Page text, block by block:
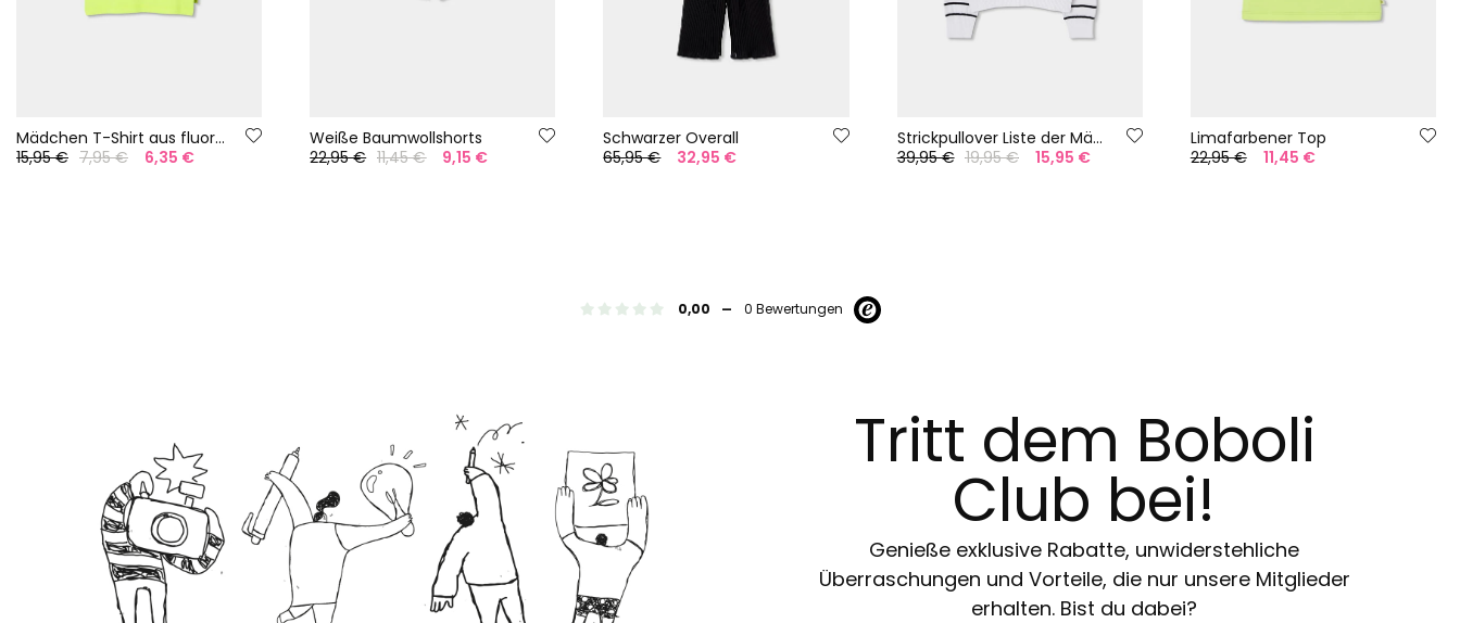
Mädchen T-Shirt aus fluoreszierender grüner Baumwolle
15,95 € 7,95 € 6,35 €
Weiße Baumwollshorts
22,95 € 11,45 € 9,15 €
Schwarzer Overall
65,95 €
32,95 €
Strickpullover Liste der Mädchen
39,95 € 19,95 € 15,95 €
Limafarbener Top
22,95 €
11,45 €
0,00 - 0 Bewertungen
Tritt dem Boboli
Club bei!
Genieße exklusive Rabatte, unwiderstehliche
Überraschungen und Vorteile, die nur unsere Mitglieder
erhalten. Bist du dabei?